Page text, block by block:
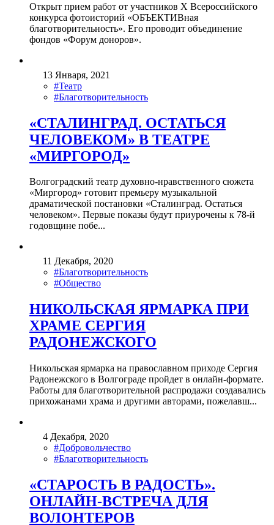
Открыт прием работ от участников X Всероссийского
конкурса фотоисторий «ОБЪЕКТИВная
благотворительность». Его проводит объединение
фондов «Форум доноров».
13 Января, 2021
#Театр
#Благотворительность
«СТАЛИНГРАД. ОСТАТЬСЯ
ЧЕЛОВЕКОМ» В ТЕАТРЕ
«МИРГОРОД»
Волгоградский театр духовно-нравственного сюжета
«Миргород» готовит премьеру музыкальной
драматической постановки «Сталинград. Остаться
человеком». Первые показы будут приурочены к 78-й
годовщине побе...
11 Декабря, 2020
#Благотворительность
#Общество
НИКОЛЬСКАЯ ЯРМАРКА ПРИ
ХРАМЕ СЕРГИЯ
РАДОНЕЖСКОГО
Никольская ярмарка на православном приходе Сергия
Радонежского в Волгограде пройдет в онлайн-формате.
Работы для благотворительной распродажи создавались
прихожанами храма и другими авторами, пожелавш...
4 Декабря, 2020
#Добровольчество
#Благотворительность
«СТАРОСТЬ В РАДОСТЬ».
ОНЛАЙН-ВСТРЕЧА ДЛЯ
ВОЛОНТЕРОВ